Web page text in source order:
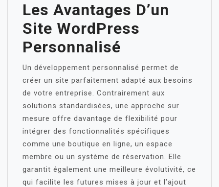
Les Avantages D’un
Site WordPress
Personnalisé
Un développement personnalisé permet de
créer un site parfaitement adapté aux besoins
de votre entreprise. Contrairement aux
solutions standardisées, une approche sur
mesure offre davantage de flexibilité pour
intégrer des fonctionnalités spécifiques
comme une boutique en ligne, un espace
membre ou un système de réservation. Elle
garantit également une meilleure évolutivité, ce
qui facilite les futures mises à jour et l’ajout